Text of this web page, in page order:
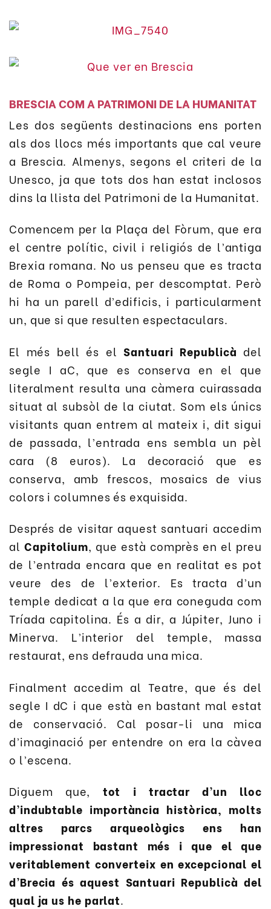
BRESCIA COM A PATRIMONI DE LA HUMANITAT
Les dos següents destinacions ens porten
als dos llocs més importants que cal veure
a Brescia. Almenys, segons el criteri de la
Unesco, ja que tots dos han estat inclosos
dins la llista del Patrimoni de la Humanitat.
Comencem per la Plaça del Fòrum, que era
el centre polític, civil i religiós de l’antiga
Brexia romana. No us penseu que es tracta
de Roma o Pompeia, per descomptat. Però
hi ha un parell d’edificis, i particularment
un, que si que resulten espectaculars.
El més bell és elSantuari Republicà del
segle I aC, que es conserva en el que
literalment resulta una càmera cuirassada
situat al subsòl de la ciutat. Som els únics
visitants quan entrem al mateix i, dit sigui
de passada, l’entrada ens sembla un pèl
cara (8 euros). La decoració que es
conserva, amb frescos, mosaics de vius
colors i columnes és exquisida.
Després de visitar aquest santuari accedim
al Capitolium, que està comprès en el preu
de l’entrada encara que en realitat es pot
veure des de l’exterior. Es tracta d’un
temple dedicat a la que era coneguda com
Tríada capitolina. És a dir, a Júpiter, Juno i
Minerva. L’interior del temple, massa
restaurat, ens defrauda una mica.
Finalment accedim al Teatre, que és del
segle I dC i que està en bastant mal estat
de conservació. Cal posar-li una mica
d’imaginació per entendre on era la càvea
o l’escena.
Diguem que, tot i tractar d’un lloc
d’indubtable importància històrica, molts
altres parcs arqueològics ens han
impressionat bastant més i que el que
veritablement converteix en excepcional el
d’Brecia és aquest Santuari Republicà del
qual ja us he parlat.